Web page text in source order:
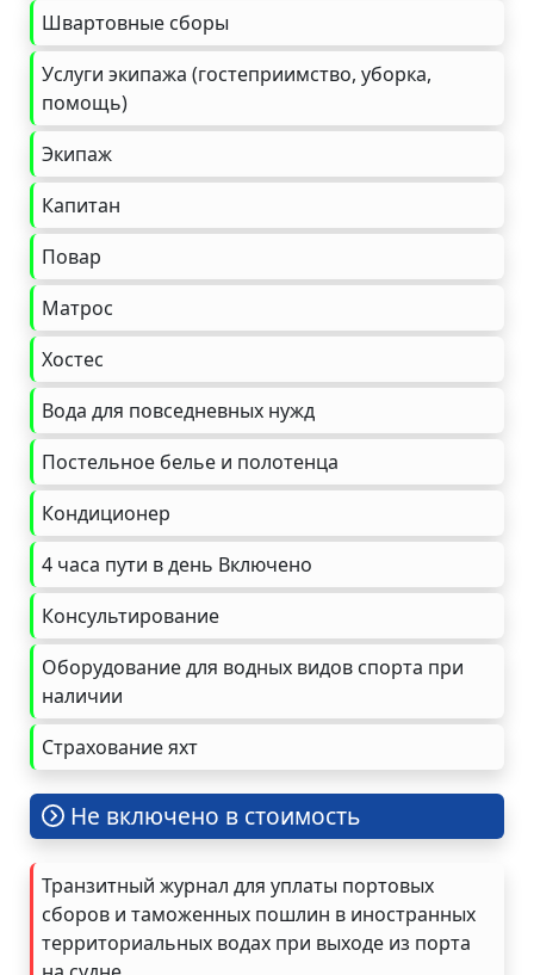
Швартовные сборы
Услуги экипажа (гостеприимство, уборка,
помощь)
Экипаж
Капитан
Повар
Матрос
Хостес
Вода для повседневных нужд
Постельное белье и полотенца
Кондиционер
4 часа пути в день Включено
Консультирование
Оборудование для водных видов спорта при
наличии
Страхование яхт
Не включено в стоимость
Транзитный журнал для уплаты портовых
сборов и таможенных пошлин в иностранных
территориальных водах при выходе из порта